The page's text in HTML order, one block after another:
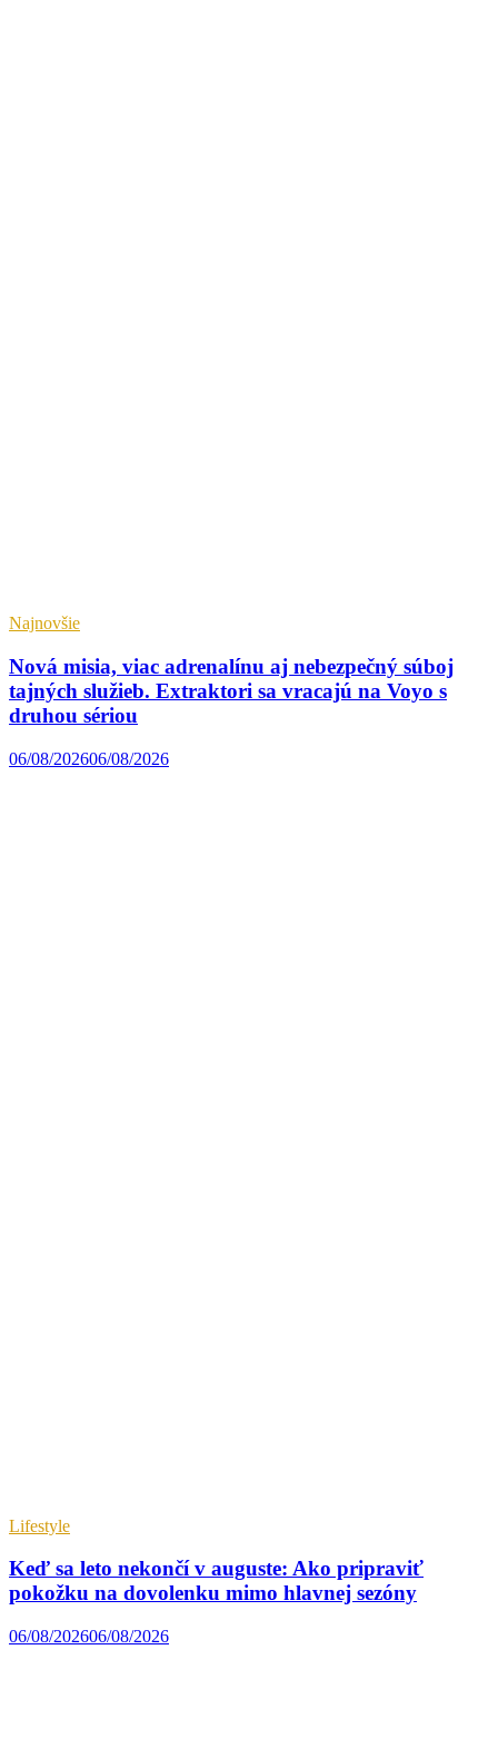
Najnovšie
Nová misia, viac adrenalínu aj nebezpečný súboj
tajných služieb. Extraktori sa vracajú na Voyo s
druhou sériou
06/08/202606/08/2026
Lifestyle
Keď sa leto nekončí v auguste: Ako pripraviť
pokožku na dovolenku mimo hlavnej sezóny
06/08/202606/08/2026